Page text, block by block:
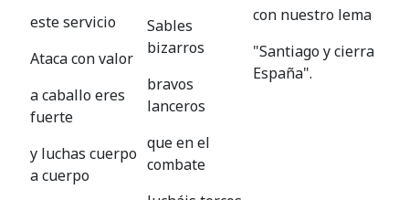
este servicio
Ataca con valor
a caballo eres
fuerte
y luchas cuerpo
a cuerpo
Sables
bizarros
bravos
lanceros
que en el
combate
con nuestro lema
"Santiago y cierra
España".